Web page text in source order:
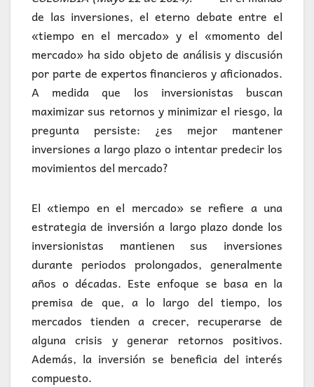
de las inversiones, el eterno debate entre el
«tiempo en el mercado» y el «momento del
mercado» ha sido objeto de análisis y discusión
por parte de expertos financieros y aficionados.
A medida que los inversionistas buscan
maximizar sus retornos y minimizar el riesgo, la
pregunta persiste: ¿es mejor mantener
inversiones a largo plazo o intentar predecir los
movimientos del mercado?
El «tiempo en el mercado» se refiere a una
estrategia de inversión a largo plazo donde los
inversionistas mantienen sus inversiones
durante periodos prolongados, generalmente
años o décadas. Este enfoque se basa en la
premisa de que, a lo largo del tiempo, los
mercados tienden a crecer, recuperarse de
alguna crisis y generar retornos positivos.
Además, la inversión se beneficia del interés
compuesto.